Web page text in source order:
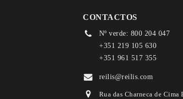
CONTACTOS
Nº verde: 800 204 047
+351 219 105 630
+351 961 517 355
reilis@reilis.com
Rua das Charneca de Cima